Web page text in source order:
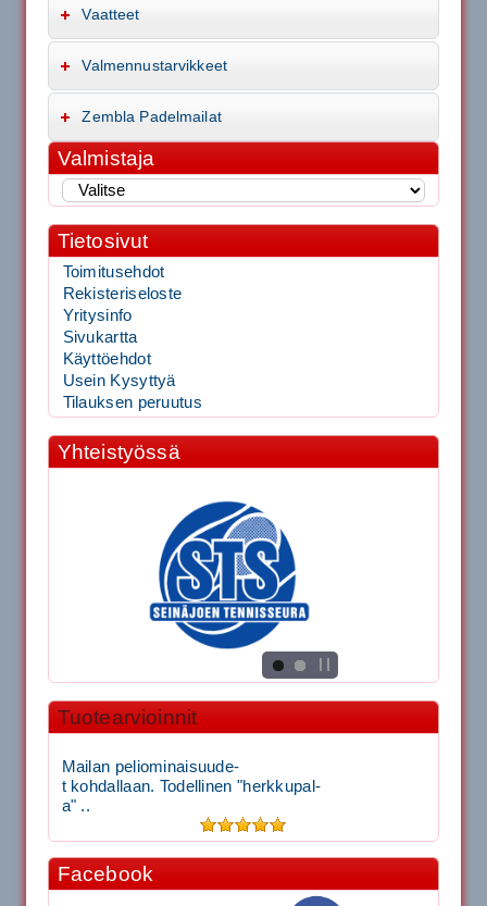
Vaatteet
Valmennustarvikkeet
Zembla Padelmailat
Valmistaja
Tietosivut
Toimitusehdot
Rekisteriseloste
Yritysinfo
Sivukartta
Käyttöehdot
Usein Kysyttyä
Tilauksen peruutus
Yhteistyössä
Tuotearvioinnit
Mailan peliominaisuude-
t kohdallaan. Todellinen "herkkupal-
a" ..
Facebook